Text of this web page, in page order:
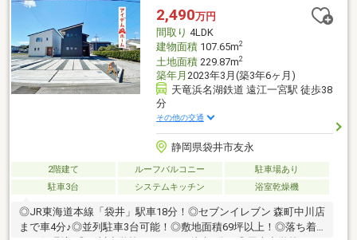
ローンのご不安な方もお気軽にご相談ください♪未公開物件情報も
多数ご用意しております♪■□■□■□■□■□■□■□■□■□■□■□■
2,490万円
間取り 4LDK
建物面積107.65m2
土地面積229.87m2
築年月 2023年3月(築3年6ヶ月)
天竜浜名湖鉄道 遠江一宮駅 徒歩38
分
その他の交通
静岡県袋井市友永
2階建て ルーフバルコニー
駐車場あり
駐車3台
システムキッチン 浴室乾燥機
◎JR東海道本線「袋井」駅車18分！◎セブンイレブン 森町中川店
まで車4分♪◎並列駐車3台可能！◎敷地面積69坪以上！◎落ち着